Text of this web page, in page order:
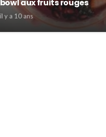
bowl aux fruits rouges
il y a 10 ans